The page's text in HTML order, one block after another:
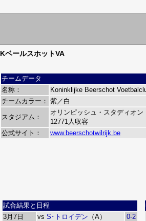
KベールスホットVA
チームデータ
名称：
Koninklijke Beerschot
チームカラー： 紫／白
スタジアム：
オリンピッシュ・スタディオ
12771人収容
公式サイト：
www.beerschotwilrijk.be
試合結果と日程
3月7日
vs S･トロイデン （A）
0-2